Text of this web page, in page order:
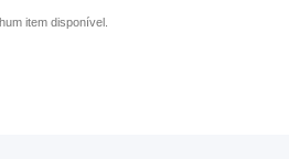
item disponível.